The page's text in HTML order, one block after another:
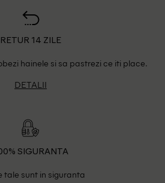
RETUR 14 ZILE
hainele si sa pastrezi ce iti place.
DETALII
SIGURANTA
tale sunt in siguranta